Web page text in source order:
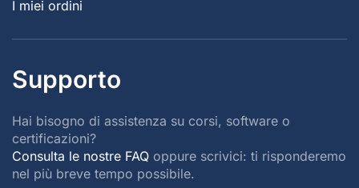
I miei ordini
Supporto
Hai bisogno di assistenza su corsi, software o
certificazioni?
Consulta le nostre FAQ oppure scrivici: ti risponderemo
nel più breve tempo possibile.